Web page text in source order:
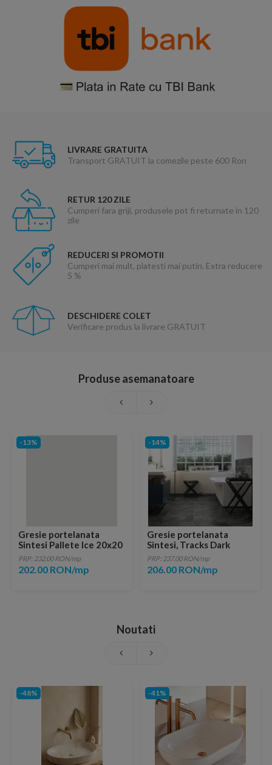
LIVRARE GRATUITA
Transport GRATUIT la comezile peste 600 Ron
RETUR 120 ZILE
Cumperi fara griji, produsele pot fi returnate in 120
zile
REDUCERI SI PROMOTII
Cumperi mai mult, platesti mai putin. Extra reducere
5 %
DESCHIDERE COLET
Verificare produs la livrare GRATUIT
Produse asemanatoare
-13%
Gresie portelanata
Sintesi Pallete Ice 20x20
cm
PRP: 232.00 RON/mp
202.00 RON/mp
-14%
Gresie portelanata
Sintesi, Tracks Dark
rectificata 60x20 cm
PRP: 237.00 RON/mp
206.00 RON/mp
Noutati
-48% -41%